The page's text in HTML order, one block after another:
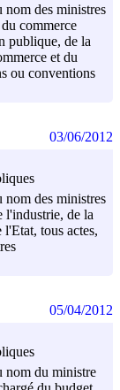
nom des ministres
commerce
publique, de la
et du
ou conventions
nom des ministres
l'industrie, de la
tous actes,
03/06/2012
nom du ministre
05/04/2012